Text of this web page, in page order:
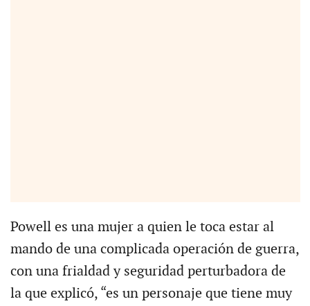
Powell es una mujer a quien le toca estar al
mando de una complicada operación de guerra,
con una frialdad y seguridad perturbadora de
la que explicó, “es un personaje que tiene muy